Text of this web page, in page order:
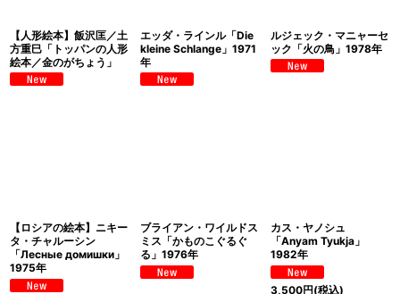
【人形絵本】飯沢匡／土
方重巳「トッパンの人形
絵本／金のがちょう」
エッダ・ラインル「Die
kleine Schlange」1971
年
ルジェック・マニャーセ
ック「火の鳥」1978年
【ロシアの絵本】ニキー
タ・チャルーシン
「Лесные домишки」
1975年
ブライアン・ワイルドス
ミス「かものこぐるぐ
る」1976年
カス・ヤノシュ
「Anyam Tyukja」
1982年
3,500円(税込)